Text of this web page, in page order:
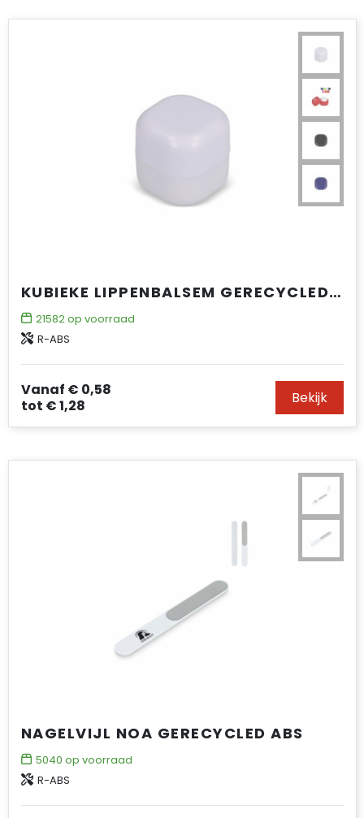
KUBIEKE LIPPENBALSEM GERECYCLED ABS
21582op voorraad
R-ABS
Vanaf € 0,58
tot € 1,28 Bekijk
NAGELVIJL NOA GERECYCLED ABS
5040 op voorraad
R-ABS